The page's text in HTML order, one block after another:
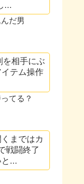
...
だ男
を相手にぶ
テム操作
てる？
まではカ
戦闘終了
...